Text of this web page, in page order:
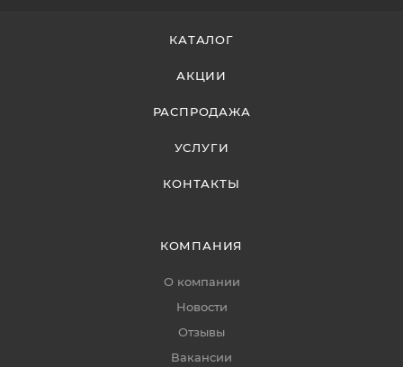
КАТАЛОГ
АКЦИИ
РАСПРОДАЖА
УСЛУГИ
КОНТАКТЫ
КОМПАНИЯ
О компании
Новости
Отзывы
Вакансии